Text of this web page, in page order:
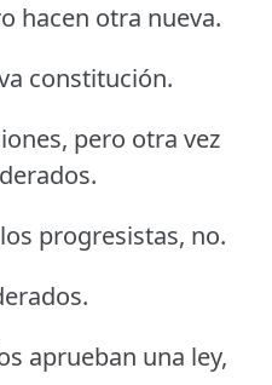
hacen otra nueva.
constitución.
pero otra vez
progresistas, no.
aprueban una ley,